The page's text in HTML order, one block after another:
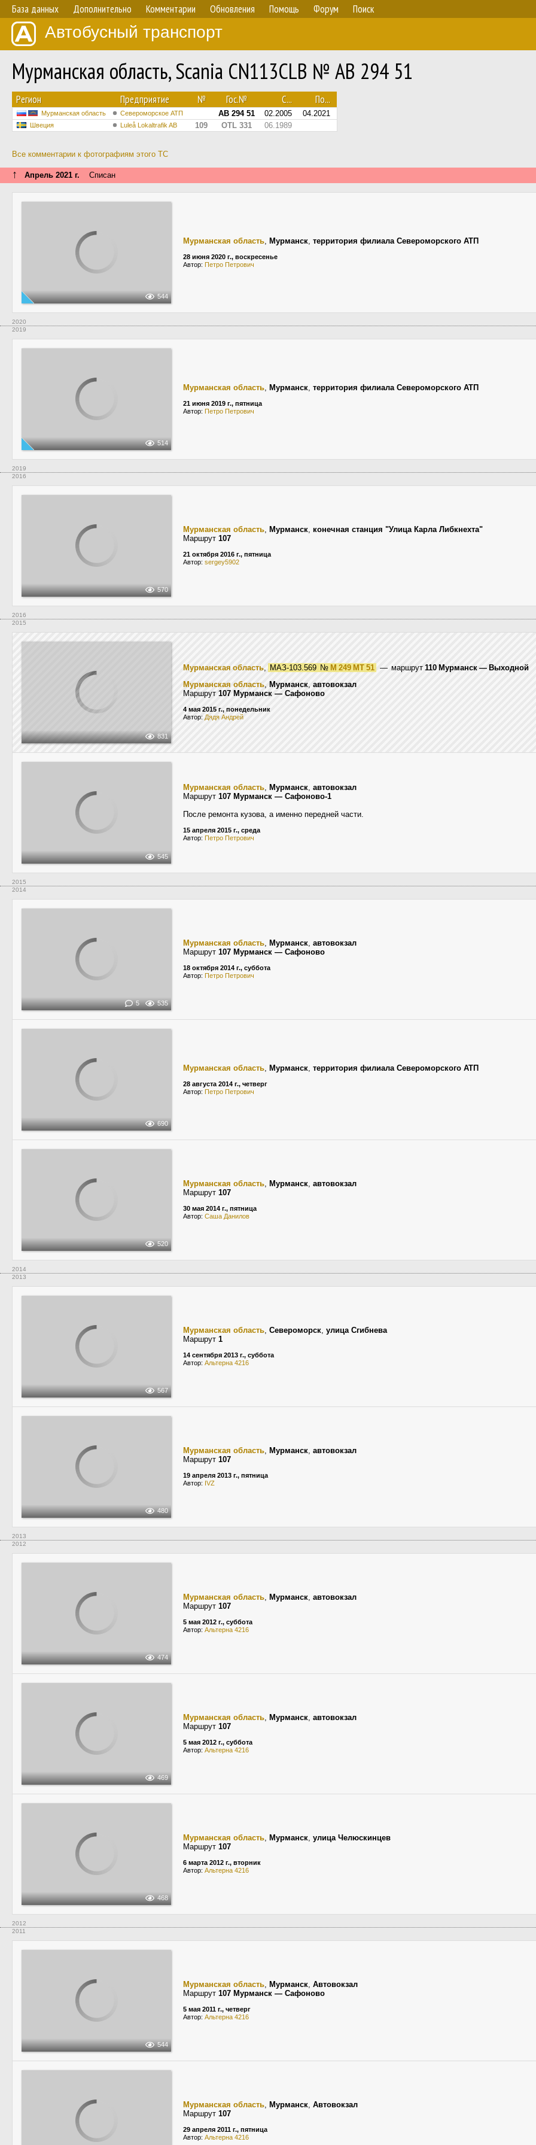
База данных Дополнительно Комментарии Обновления Помощь Форум Поиск
Автобусный транспорт
Мурманская область, Scania CN113CLB № АВ 294 51
Регион Предприятие № Гос.№ С... По...
Мурманская область Североморское АТП АВ 294 51 02.2005 04.2021
Швеция Luleå Lokaltrafik AB 109 OTL 331 06.1989
Все комментарии к фотографиям этого ТС
↑ Апрель 2021 г. Списан
544
Мурманская область, Мурманск, территория филиала Североморского АТП
28 июня 2020 г., воскресенье
Автор: Петро Петрович
2020
2019
514
Мурманская область, Мурманск, территория филиала Североморского АТП
21 июня 2019 г., пятница
Автор: Петро Петрович
2019
2016
570
Мурманская область, Мурманск, конечная станция "Улица Карла Либкнехта"
Маршрут 107
21 октября 2016 г., пятница
Автор: sergey5902
2016
2015
831
Мурманская область, МАЗ-103.569 № М 249 МТ 51 — маршрут 110 Мурманск — Выходной
Мурманская область, Мурманск, автовокзал
Маршрут 107 Мурманск — Сафоново
4 мая 2015 г., понедельник
Автор: Дядя Андрей
545
Мурманская область, Мурманск, автовокзал
Маршрут 107 Мурманск — Сафоново-1
После ремонта кузова, а именно передней части.
15 апреля 2015 г., среда
Автор: Петро Петрович
2015
2014
5 535
Мурманская область, Мурманск, автовокзал
Маршрут 107 Мурманск — Сафоново
18 октября 2014 г., суббота
Автор: Петро Петрович
690
Мурманская область, Мурманск, территория филиала Североморского АТП
28 августа 2014 г., четверг
Автор: Петро Петрович
520
Мурманская область, Мурманск, автовокзал
Маршрут 107
30 мая 2014 г., пятница
Автор: Саша Данилов
2014
2013
567
Мурманская область, Североморск, улица Сгибнева
Маршрут 1
14 сентября 2013 г., суббота
Автор: Альтерна 4216
480
Мурманская область, Мурманск, автовокзал
Маршрут 107
19 апреля 2013 г., пятница
Автор: IVZ
2013
2012
474
Мурманская область, Мурманск, автовокзал
Маршрут 107
5 мая 2012 г., суббота
Автор: Альтерна 4216
469
Мурманская область, Мурманск, автовокзал
Маршрут 107
5 мая 2012 г., суббота
Автор: Альтерна 4216
468
Мурманская область, Мурманск, улица Челюскинцев
Маршрут 107
6 марта 2012 г., вторник
Автор: Альтерна 4216
2012
2011
544
Мурманская область, Мурманск, Автовокзал
Маршрут 107 Мурманск — Сафоново
5 мая 2011 г., четверг
Автор: Альтерна 4216
Мурманская область, Мурманск, Автовокзал
Маршрут 107
29 апреля 2011 г., пятница
Автор: Альтерна 4216